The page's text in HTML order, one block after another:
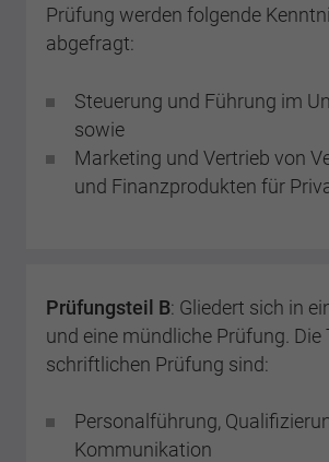
Prüfung werden folgende
abgefragt:
Steuerung und Führung im
sowie
Marketing und Vertrieb von
und Finanzprodukten für
Prüfungsteil B: Gliedert sich in
und eine mündliche Prüfung. Die
schriftlichen Prüfung sind:
Personalführung,
Kommunikation